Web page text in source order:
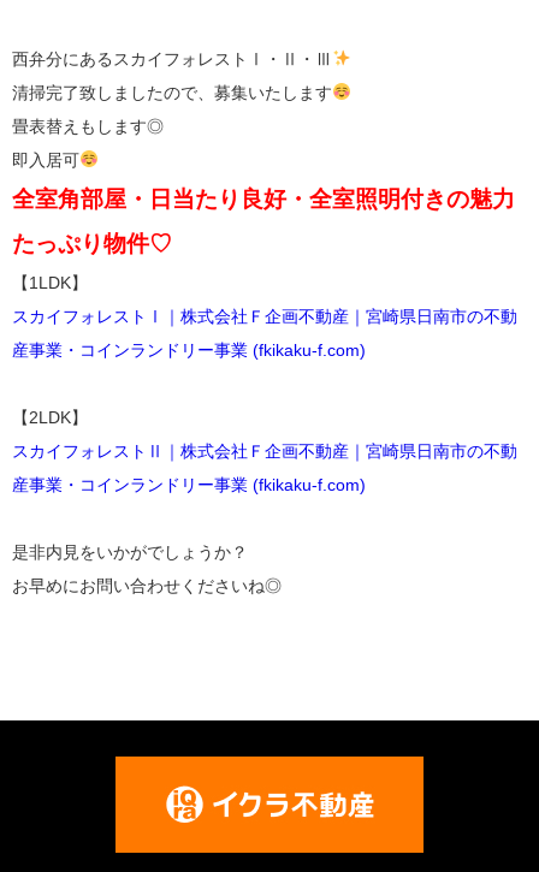
西弁分にあるスカイフォレストⅠ・Ⅱ・Ⅲ
清掃完了致しましたので、募集いたします
畳表替えもします◎
即入居可
全室角部屋・日当たり良好・全室照明付きの魅力
たっぷり物件♡
【1LDK】
スカイフォレストⅠ｜株式会社Ｆ企画不動産｜宮崎県日南市の不動
産事業・コインランドリー事業 (fkikaku-f.com)
【2LDK】
スカイフォレストⅡ｜株式会社Ｆ企画不動産｜宮崎県日南市の不動
産事業・コインランドリー事業 (fkikaku-f.com)
是非内見をいかがでしょうか？
お早めにお問い合わせくださいね◎